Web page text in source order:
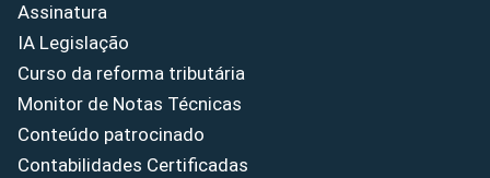
Assinatura
IA Legislação
Curso da reforma tributária
Monitor de Notas Técnicas
Conteúdo patrocinado
Contabilidades Certificadas